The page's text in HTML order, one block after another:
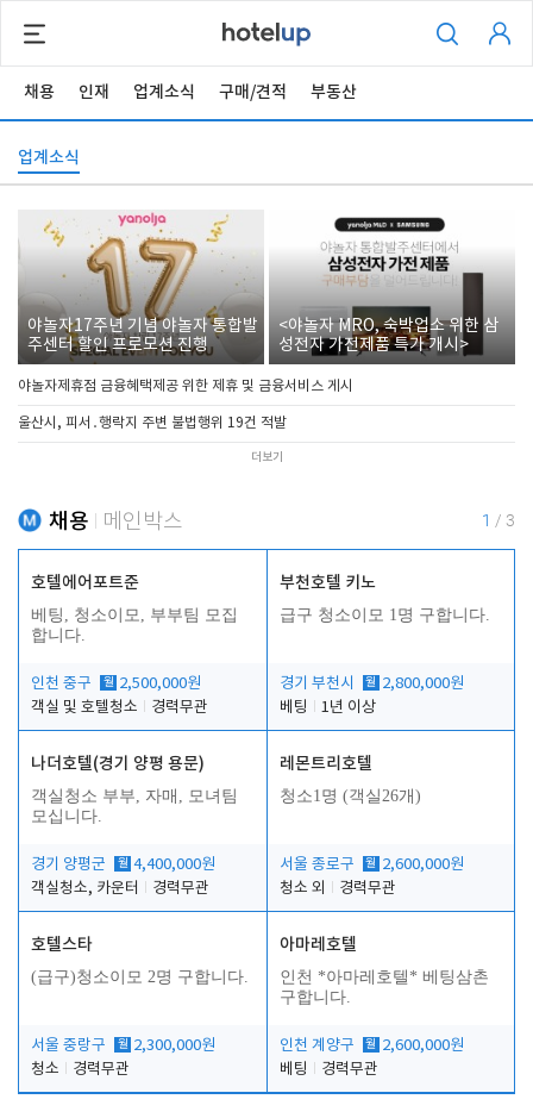
채용 인재 업계소식 구매/견적 부동산
업계소식
야놀자17주년 기념 야놀자 통합발
주센터 할인 프로모션 진행
<야놀자 MRO, 숙박업소 위한 삼
성전자 가전제품 특가 개시>
야놀자제휴점 금융혜택제공 위한 제휴 및 금융서비스 게시
울산시, 피서․행락지 주변 불법행위 19건 적발
더보기
채용 메인박스 1 / 3
호텔에어포트준
베팅, 청소이모, 부부팀 모집
합니다.
인천 중구 월 2,500,000원
객실 및 호텔청소
경력무관
부천호텔 키노
급구 청소이모 1명 구합니다.
경기 부천시 월 2,800,000원
베팅
1년 이상
나더호텔(경기 양평 용문)
객실청소 부부, 자매, 모녀팀
모십니다.
경기 양평군 월 4,400,000원
객실청소, 카운터
경력무관
레몬트리호텔
청소1명 (객실26개)
서울 종로구 월 2,600,000원
청소 외
경력무관
호텔스타
(급구)청소이모 2명 구합니다.
서울 중랑구 월 2,300,000원
청소
경력무관
아마레호텔
인천 *아마레호텔* 베팅삼촌
구합니다.
인천 계양구 월 2,600,000원
베팅
경력무관